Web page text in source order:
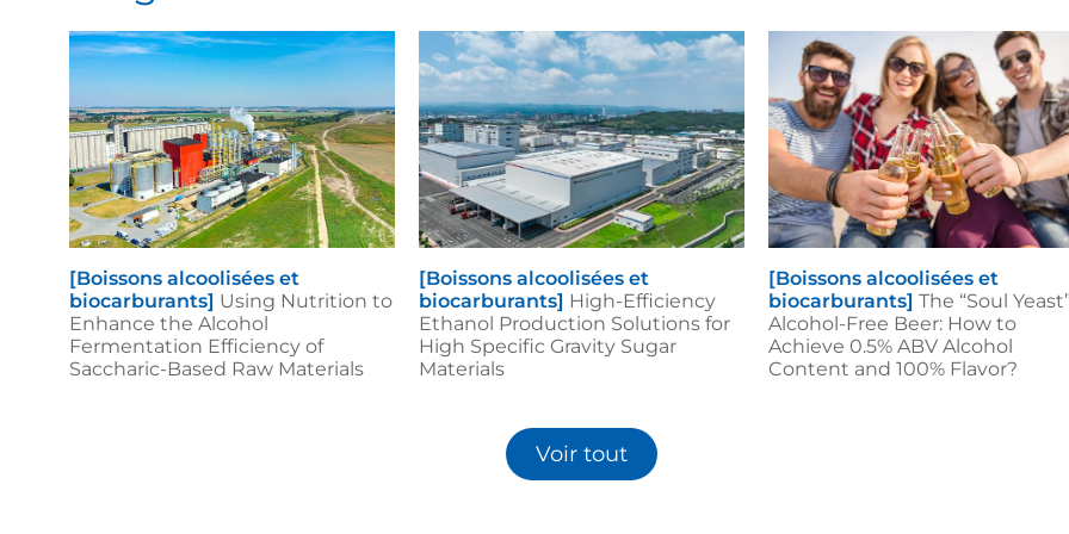
[Boissons alcoolisées et
biocarburants] Using Nutrition to
Enhance the Alcohol
Fermentation Efficiency of
Saccharic-Based Raw Materials
[Boissons alcoolisées et
biocarburants] High-Efficiency
Ethanol Production Solutions for
High Specific Gravity Sugar
Materials
[Boissons alcoolisées et
biocarburants] The “Soul
Alcohol-Free Beer: How to
Achieve 0.5% ABV Alcohol
Content and 100% Flavor?
Voir tout